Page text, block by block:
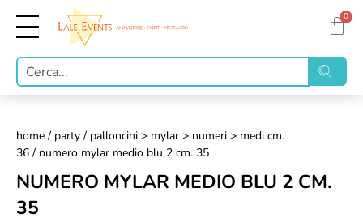
0
home / party / palloncini > mylar > numeri > medi cm.
36 / numero mylar medio blu 2 cm. 35
NUMERO MYLAR MEDIO BLU 2 CM.
35